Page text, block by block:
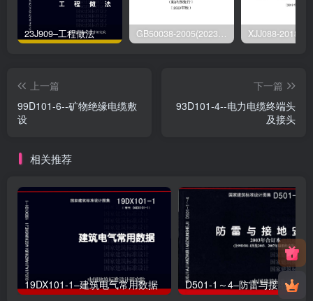
23J909–工程做法 GB50038-2005(2023版)–人民防空地下室设计规范
上一篇
99D101-6--矿物绝缘电缆敷
设
下一篇
93D101-4--电力电缆终端头
及接头
相关推荐
19DX101-1–建筑电气常用数据